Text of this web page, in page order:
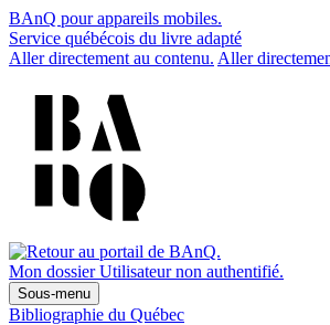
BAnQ pour appareils mobiles.
Service québécois du livre adapté
Aller directement au contenu. Aller
Mon dossier Utilisateur non authentifié.
Sous-menu
Bibliographie du Québec